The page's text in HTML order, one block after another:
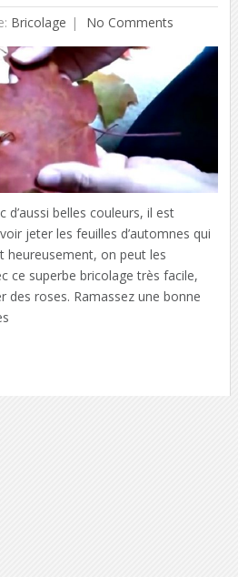
Bricolage No Comments
d’aussi belles couleurs, il est
jeter les feuilles d’automnes qui
heureusement, on peut les
ce superbe bricolage très facile,
des roses. Ramassez une bonne